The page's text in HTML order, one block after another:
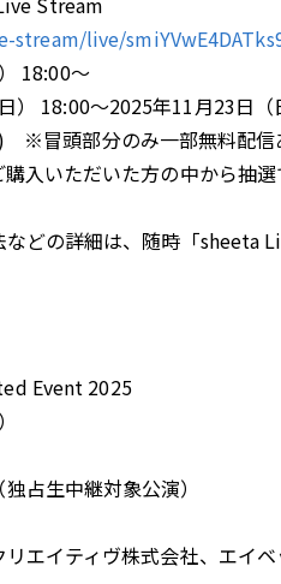
live/
18:00〜
） 18:00〜2025年11月23日
※冒頭部分のみ一部無料配信
入いただいた方の中から抽
どの詳細は、随時「sheeta
Event 2025
占生中継対象公演）
エイティヴ株式会社、エイ